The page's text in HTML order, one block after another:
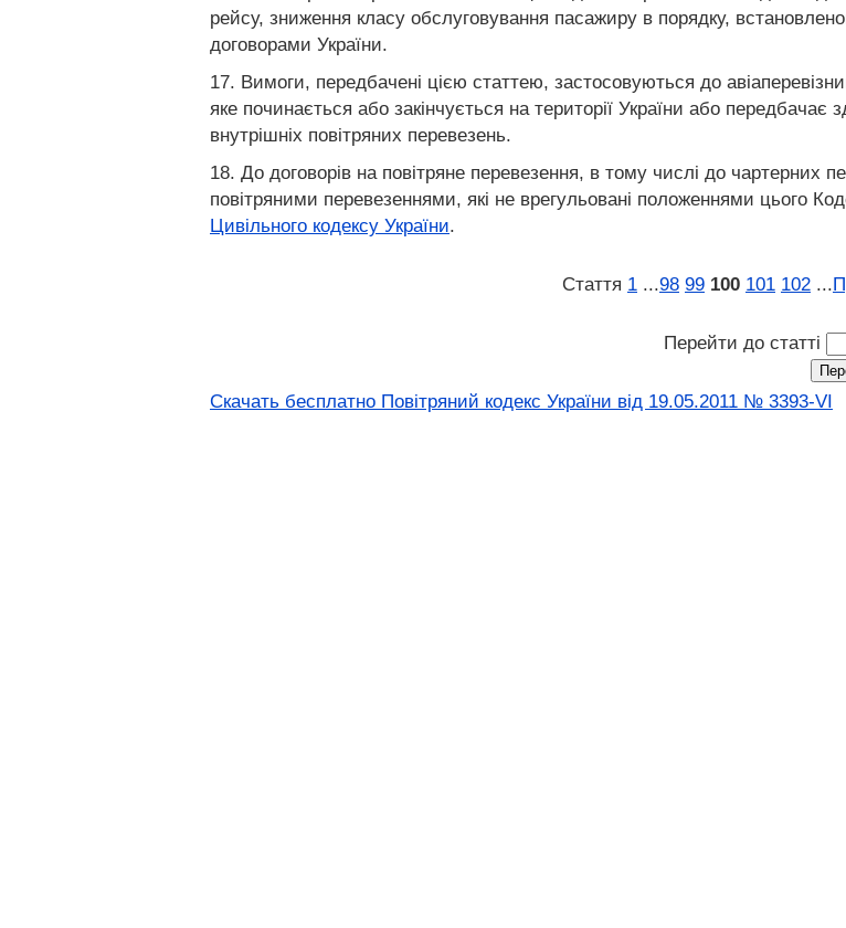
рейсу, зниження класу обслуговування пасажиру в порядку,
договорами України.
17. Вимоги, передбачені цією статтею, застосовуються до
яке починається або закінчується на території України або передбачає
внутрішніх повітряних перевезень.
18. До договорів на повітряне перевезення, в тому числі до чартерних
повітряними перевезеннями, які не врегульовані положеннями цього
Цивільного кодексу України.
Стаття 1 ...98 99 100 101 102 ...
Перейти до статті
Скачать бесплатно Повітряний кодекс України від 19.05.2011 № 3393-VI